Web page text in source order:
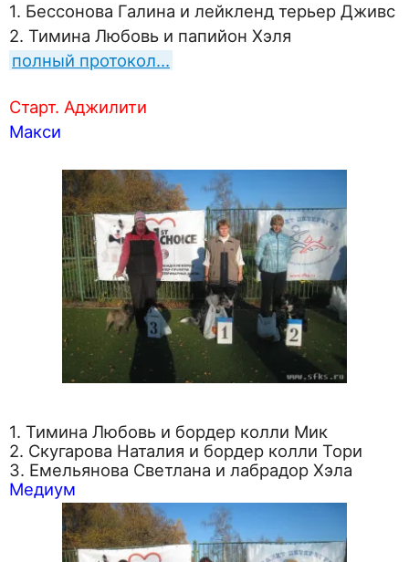
1. Бессонова Галина и лейкленд терьер Дживс
2. Тимина Любовь и папийон Хэля
полный протокол…
Старт. Аджилити
Макси
1. Тимина Любовь и бордер колли Мик
2. Скугарова Наталия и бордер колли Тори
3. Емельянова Светлана и лабрадор Хэла
Медиум